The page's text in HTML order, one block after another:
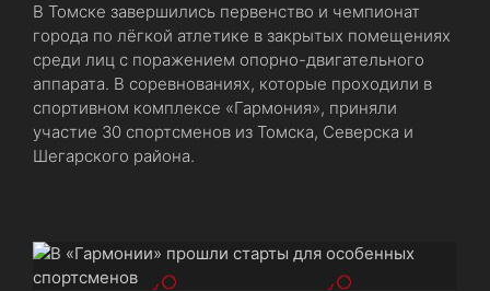
В Томске завершились первенство и чемпионат
города по лёгкой атлетике в закрытых помещениях
среди лиц с поражением опорно-двигательного
аппарата. В соревнованиях, которые проходили в
спортивном комплексе «Гармония», приняли
участие 30 спортсменов из Томска, Северска и
Шегарского района.